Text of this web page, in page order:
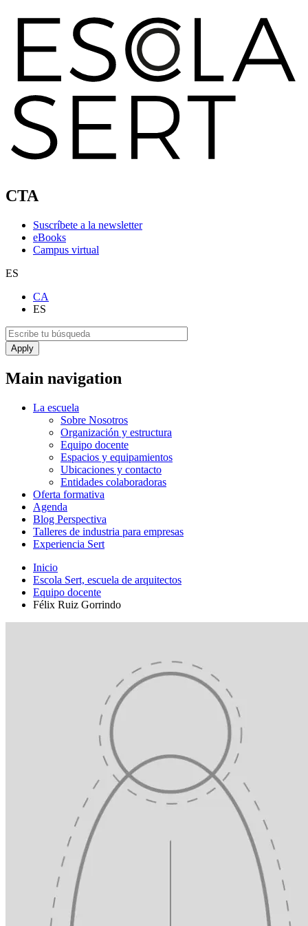
CTA
Suscríbete a la newsletter
eBooks
Campus virtual
ES
CA
ES
Main navigation
La escuela
Sobre Nosotros
Organización y estructura
Equipo docente
Espacios y equipamientos
Ubicaciones y contacto
Entidades colaboradoras
Oferta formativa
Agenda
Blog Perspectiva
Talleres de industria para empresas
Experiencia Sert
Inicio
Escola Sert, escuela de arquitectos
Equipo docente
Félix Ruiz Gorrindo